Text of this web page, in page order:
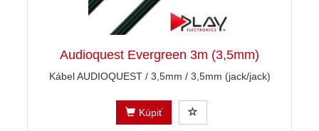
Audioquest Evergreen 3m (3,5mm)
Kábel AUDIOQUEST / 3,5mm / 3,5mm (jack/jack)
Kúpiť